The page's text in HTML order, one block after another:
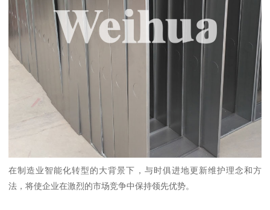
在制造业智能化转型的大背景下，与时俱进地更新维护理念和方
法，将使企业在激烈的市场竞争中保持领先优势。